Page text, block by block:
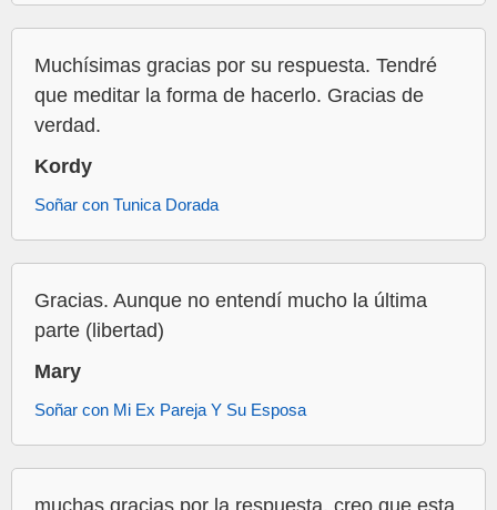
Muchísimas gracias por su respuesta. Tendré
que meditar la forma de hacerlo. Gracias de
verdad.
Kordy
Soñar con Tunica Dorada
Gracias. Aunque no entendí mucho la última
parte (libertad)
Mary
Soñar con Mi Ex Pareja Y Su Esposa